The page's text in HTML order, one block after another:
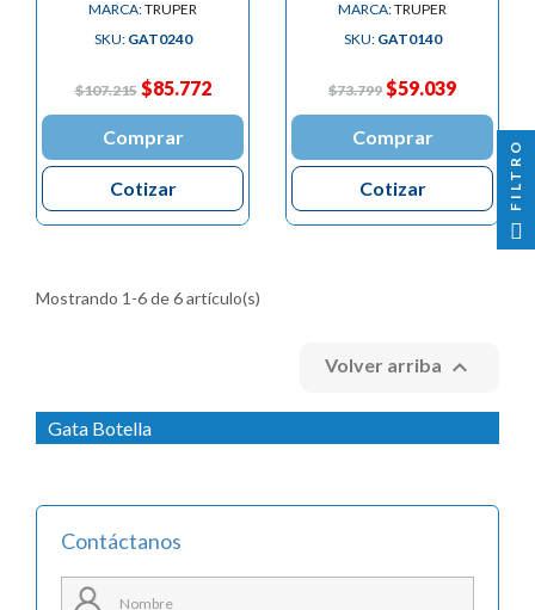
Gata Botella
Contáctanos
MARCA:TRUPER
SKU: GAT0240
$107.215 $85.772
Comprar
Cotizar
MARCA:TRUPER
SKU: GAT0140
$73.799 $59.039
Comprar
Cotizar
Mostrando 1-6 de 6 artículo(s)
Volver arriba 
FILTRO